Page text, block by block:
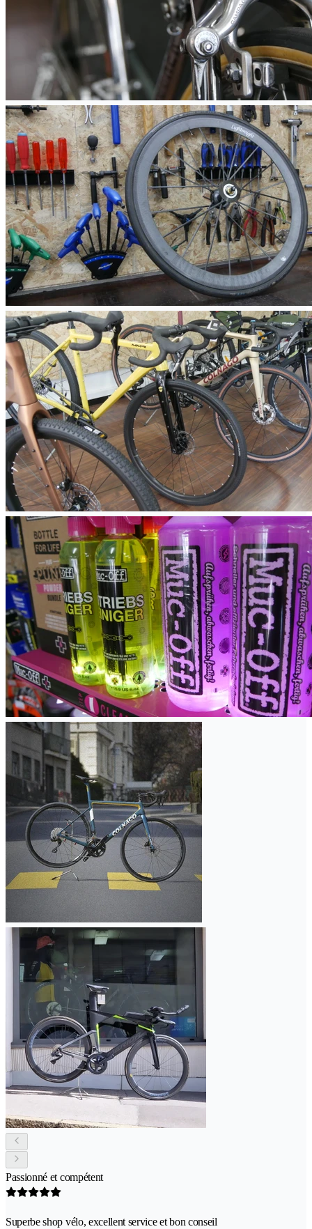
Passionné et compétent
Superbe shop vélo, excellent service et bon conseil